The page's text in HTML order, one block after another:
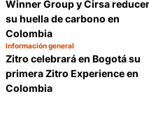
Winner Group y Cirsa
su huella de carbono en
Colombia
Categoría:
Información general
Zitro celebrará en Bogotá su
primera Zitro Experience en
Colombia